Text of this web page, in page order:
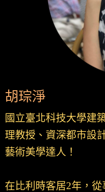
胡琮淨
國立臺北科技大學建
理教授、資深都市設
藝術美學達人！
在比利時客居2年，